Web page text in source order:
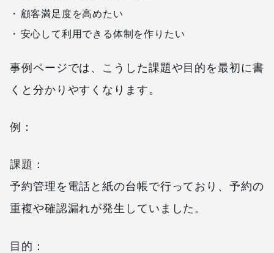
顧客満足度を高めたい
安心して利用できる体制を作りたい
事例ページでは、こうした課題や目的を最初に書
くと分かりやすくなります。
例：
課題：
予約管理を電話と紙の台帳で行っており、予約の
重複や確認漏れが発生していました。
目的：